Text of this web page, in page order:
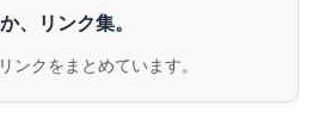
、リンク集。
ンクをまとめています。